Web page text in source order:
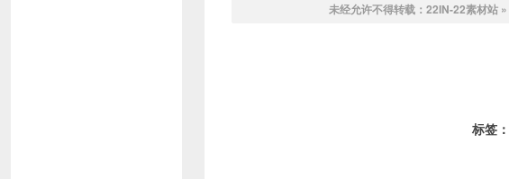
未经允许不得转载： 22IN-22素材站»
标签：